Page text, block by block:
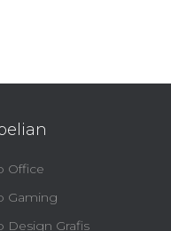
Office
Gaming
Design Grafis